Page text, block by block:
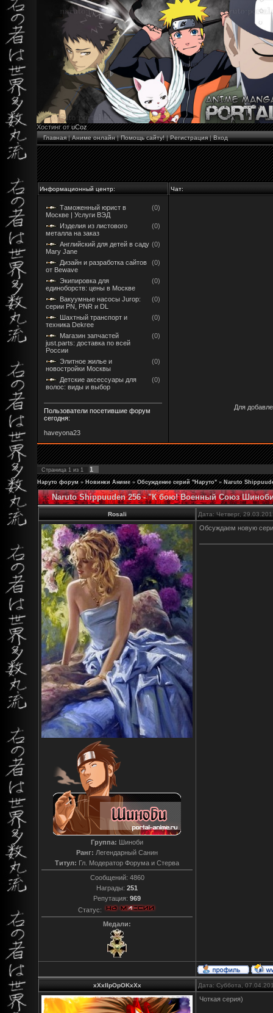
Хостинг отuCoz
Главная|Аниме онлайн|Помощь сайту!|Регистрация|Вход
Информационный центр: Чат:
Таможенный юрист в
Москве | Услуги ВЭД
(0)
Изделия из листового
металла на заказ
(0)
Английский для детей в саду
Mary Jane
(0)
Дизайн и разработка сайтов
от Bewave
(0)
Экипировка для
единоборств: цены в Москве
(0)
Вакуумные насосы Jurop:
серии PN, PNR и DL
(0)
Шахтный транспорт и
техника Dekree
(0)
Магазин запчастей
just.parts: доставка по всей
России
(0)
Элитное жилье и
новостройки Москвы
(0)
Детские аксессуары для
волос: виды и выбор
(0)
Пользователи посетившие форум
сегодня:
haveyona23
Для
Страница 1 из 1 1
Наруто форум » Новинки Аниме » Обсуждение серий "Наруто" » Naruto
Naruto Shippuuden 256 - "К бою! Военный Союз
Rosali Дата: Четверг,
Группа: Шиноби
Ранг: Легендарный Санин
Титул: Гл. Модератор Форума и Стерва
Сообщений: 4860
Награды: 251
Репутация: 969
Статус:
Медали:
Обсуждаем новую
xXxIIpOpOKxXx Дата: Суббота,
Чоткая серия)